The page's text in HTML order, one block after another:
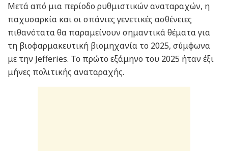
Μετά από μια περίοδο ρυθμιστικών αναταραχών, η
παχυσαρκία και οι σπάνιες γενετικές ασθένειες
πιθανότατα θα παραμείνουν σημαντικά θέματα για
τη βιοφαρμακευτική βιομηχανία το 2025, σύμφωνα
με την Jefferies. Το πρώτο εξάμηνο του 2025 ήταν έξι
μήνες πολιτικής αναταραχής.